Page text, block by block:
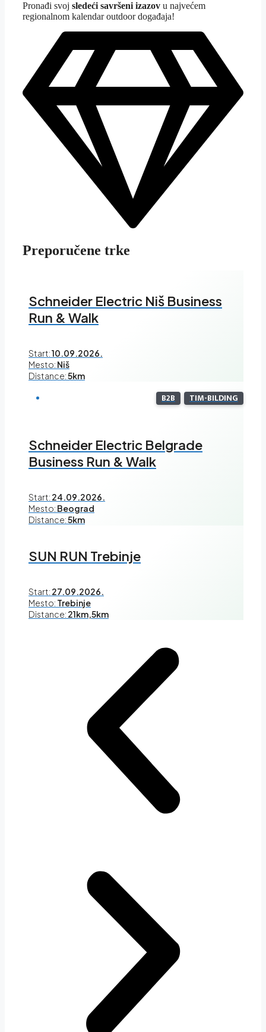
Pronađi svoj sledeći savršeni izazov u najvećem
regionalnom kalendar outdoor događaja!
Preporučene trke
Schneider Electric Niš Business
Run & Walk
Start:10.09.2026.
Mesto: Niš
Distance:5km
B2B TIM-BILDING
Schneider Electric Belgrade
Business Run & Walk
Start: 24.09.2026.
Mesto: Beograd
Distance:5km
SUN RUN Trebinje
Start: 27.09.2026.
Mesto: Trebinje
Distance: 21km,5km